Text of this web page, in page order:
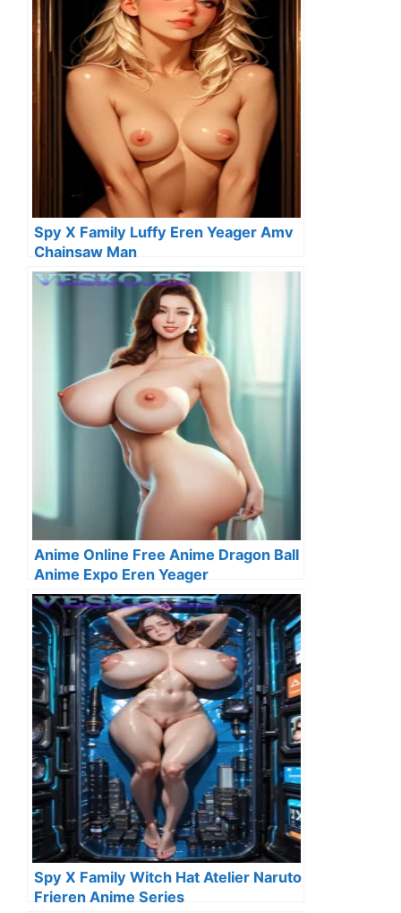
Spy X Family Luffy Eren Yeager Amv
Chainsaw Man
Anime Online Free Anime Dragon Ball
Anime Expo Eren Yeager
Spy X Family Witch Hat Atelier Naruto
Frieren Anime Series